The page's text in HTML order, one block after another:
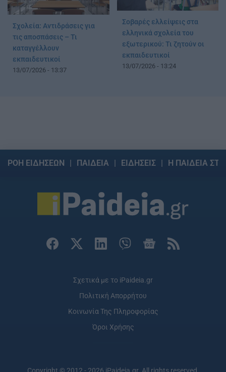
Σχολεία: Αντιδράσεις για
τις αποσπάσεις – Τι
καταγγέλλουν
εκπαιδευτικοί
13/07/2026 - 13:37
Σοβαρές ελλείψεις στα
ελληνικά σχολεία του
εξωτερικού: Τι ζητούν οι
εκπαιδευτικοί
13/07/2026 - 13:24
ΡΟΗ ΕΙΔΗΣΕΩΝ ΠΑΙΔΕΙΑ ΕΙΔΗΣΕΙΣ Η ΠΑΙΔΕΙΑ
Σχετικά με το iPaideia.gr
Πολιτική Απορρήτου
Κοινωνία Της Πληροφορίας
Όροι Χρήσης
Copyright © 2012 - 2026 iPaideia.gr. All rights reserved.